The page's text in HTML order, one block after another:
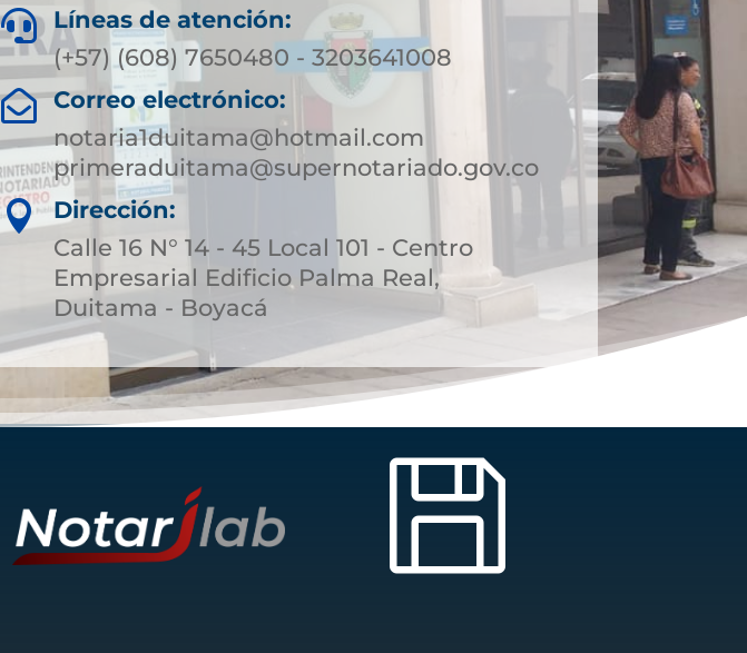

Líneas de atención:
(+57) (608) 7650480 - 3203641008
 Correo electrónico:
notaria1duitama@hotmail.com
primeraduitama@supernotariado.gov.co

Dirección:
Calle 16 N° 14 - 45 Local 101 - Centro
Empresarial Edificio Palma Real,
Duitama - Boyacá
